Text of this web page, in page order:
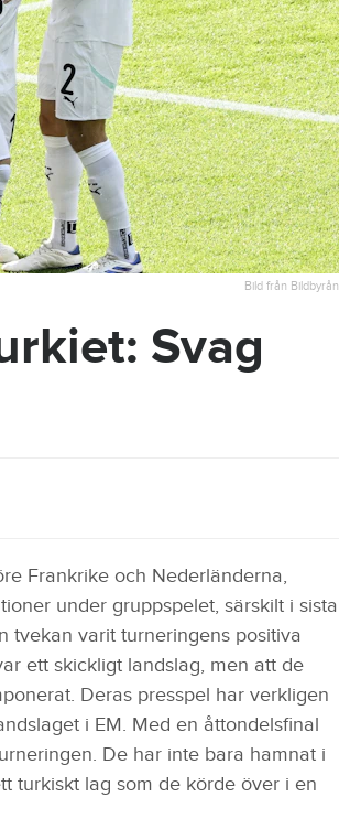
Bild från Bildbyrån
Svag
Frankrike och Nederländerna,
under gruppspelet, särskilt i sista
tvekan varit turneringens positiva
ett skickligt landslag, men att de
Deras presspel har verkligen
i EM. Med en åttondelsfinal
De har inte bara hamnat i
turkiskt lag som de körde över i en